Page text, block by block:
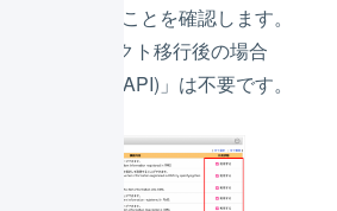
ックがはいったことを確認します。
※SKUプロジェクト移行後の場合
「商品API (ItemAPI)」は不要です。